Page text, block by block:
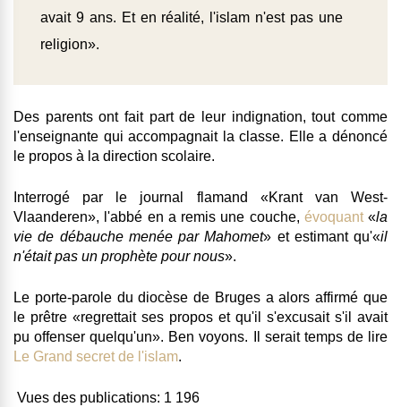
avait 9 ans. Et en réalité, l'islam n'est pas une
religion».
Des parents ont fait part de leur indignation, tout comme
l'enseignante qui accompagnait la classe. Elle a dénoncé
le propos à la direction scolaire.
Interrogé par le journal flamand «Krant van West-
Vlaanderen», l'abbé en a remis une couche, évoquant«la
vie de débauche menée par Mahomet» et estimant qu'«il
n'était pas un prophète pour nous».
Le porte-parole du diocèse de Bruges a alors affirmé que
le prêtre «regrettait ses propos et qu'il s'excusait s'il avait
pu offenser quelqu'un». Ben voyons. Il serait temps de lire
Le Grand secret de l'islam.
Vues des publications: 1 196